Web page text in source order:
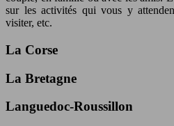
sur les activités qui vous y
visiter, etc.
La Corse
La Bretagne
Languedoc-Roussillon